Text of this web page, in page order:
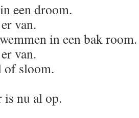
een droom.
van.
in een bak room.
van.
of sloom.
nu al op.